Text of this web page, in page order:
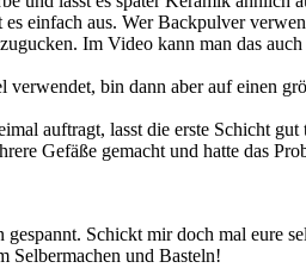
einfach aus. Wer Backpulver
Im Video kann man das auch
bin dann aber auf einen
auftragt, lasst die erste Schicht
Gefäße gemacht und hatte das
Schickt mir doch mal eure
Selbermachen und Basteln!